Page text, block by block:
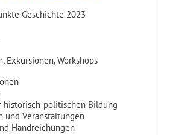
Geschichte 2023
Exkursionen, Workshops
historisch-politischen Bildung
und Veranstaltungen
Handreichungen